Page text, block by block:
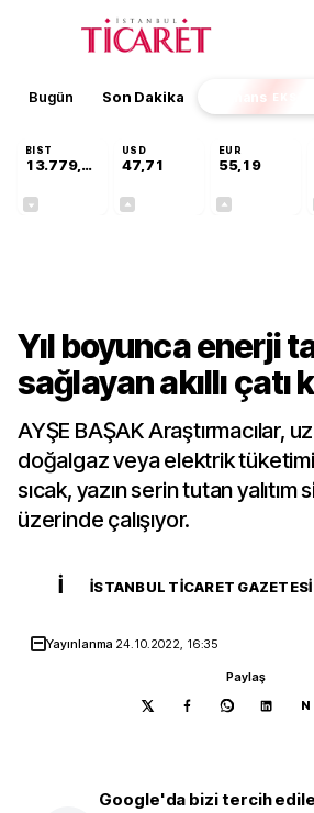
Bugün Son Dakika Finans
BIST
13.779,39
USD
47,71
EUR
55,19
Yıl boyunca enerji
sağlayan akıllı çatı
AYŞE BAŞAK Araştırmacılar,
doğalgaz veya elektrik tüketimi
sıcak, yazın serin tutan yalıtım
üzerinde çalışıyor.
İ İSTANBUL TICARET GAZETESI
Yayınlanma 24.10.2022, 16:35
Paylaş
N
Google'da bizi tercih